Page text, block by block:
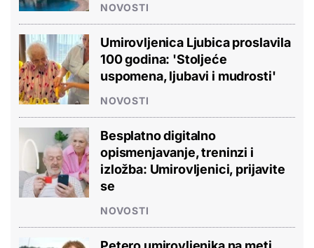
NOVOSTI
Umirovljenica Ljubica proslavila
100 godina: 'Stoljeće
uspomena, ljubavi i mudrosti'
NOVOSTI
Besplatno digitalno
opismenjavanje, treninzi i
izložba: Umirovljenici, prijavite
se
NOVOSTI